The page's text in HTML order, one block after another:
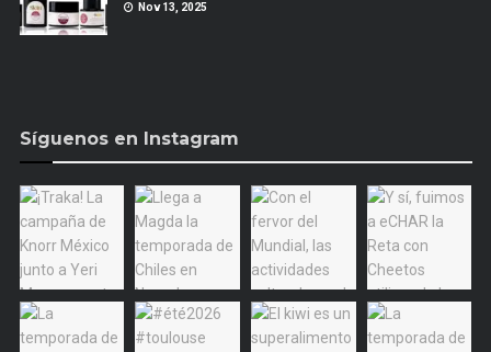
Nov 13, 2025
Síguenos en Instagram